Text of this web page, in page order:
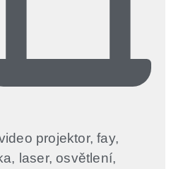
projektor, fay,
laser, osvětlení,